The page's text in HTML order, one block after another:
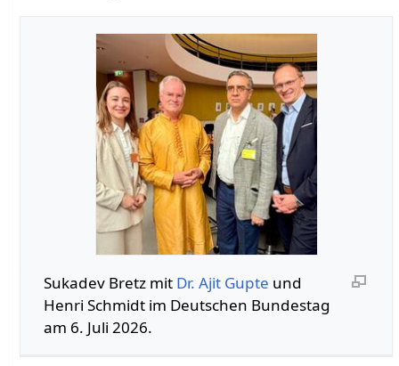
Sukadev Bretz mit Dr. Ajit Gupte und
Henri Schmidt im Deutschen Bundestag
am 6. Juli 2026.